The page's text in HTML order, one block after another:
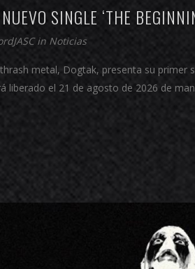
SINGLE ‘THE
in Noticias
metal, Dogtak, presenta su primer
liberado el 21 de agosto de 2026 de